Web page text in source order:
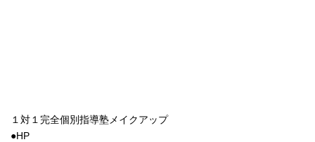
１対１完全個別指導塾メイクアップ
●HP